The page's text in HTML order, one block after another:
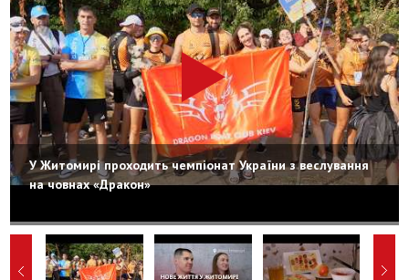
У Житомирі проходить чемпіонат України з веслування
на човнах «Дракон»